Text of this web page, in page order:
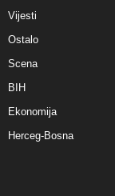
Vijesti
Ostalo
Scena
BIH
Ekonomija
Herceg-Bosna